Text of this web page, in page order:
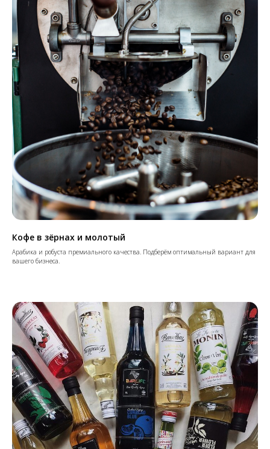
Кофе в зёрнах и молотый
Арабика и робуста премиального качества. Подберём оптимальный вариант для
вашего бизнеса.